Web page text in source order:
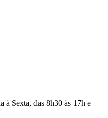
à Sexta, das 8h30 às 17h e